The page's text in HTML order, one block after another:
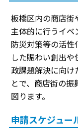
板橋区内の商店街
主体的に行うイベ
防災対策等の活
した賑わい創出
政課題解決に向
とで、商店街の
図ります。
申請スケジュー